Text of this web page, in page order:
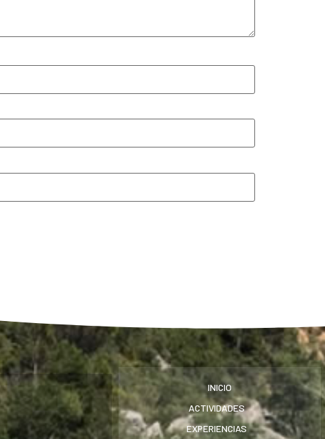
INICIO
ACTIVIDADES
EXPERIENCIAS